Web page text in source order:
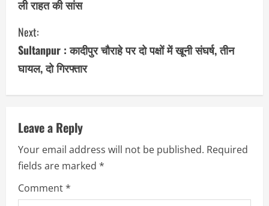
n
t
i
n
e
R
e
ली राहत की सांस
Next:
Sultanpur : कादीपुर चौराहे पर दो पक्षों में खूनी संघर्ष, तीन
घायल, दो गिरफ्तार
Leave a Reply
Your email address will not be published. Required
fields are marked *
Comment*